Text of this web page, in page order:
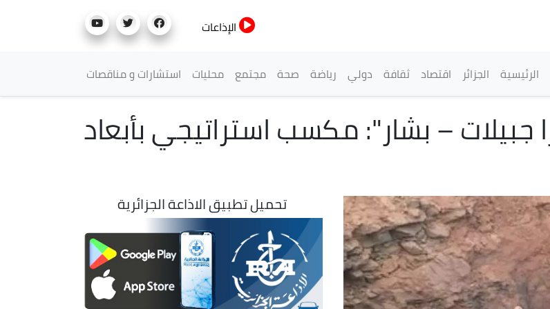
الإذاعات
القائمة الرئيسية
الرئيسية الجزائر اقتصاد ثقافة دولي رياضة صحة مجتمع محليات استشارات و مناقصات
– بشار": مكسب استراتيجي بأبعاد
تحميل تطبيق الاذاعة الجزائرية